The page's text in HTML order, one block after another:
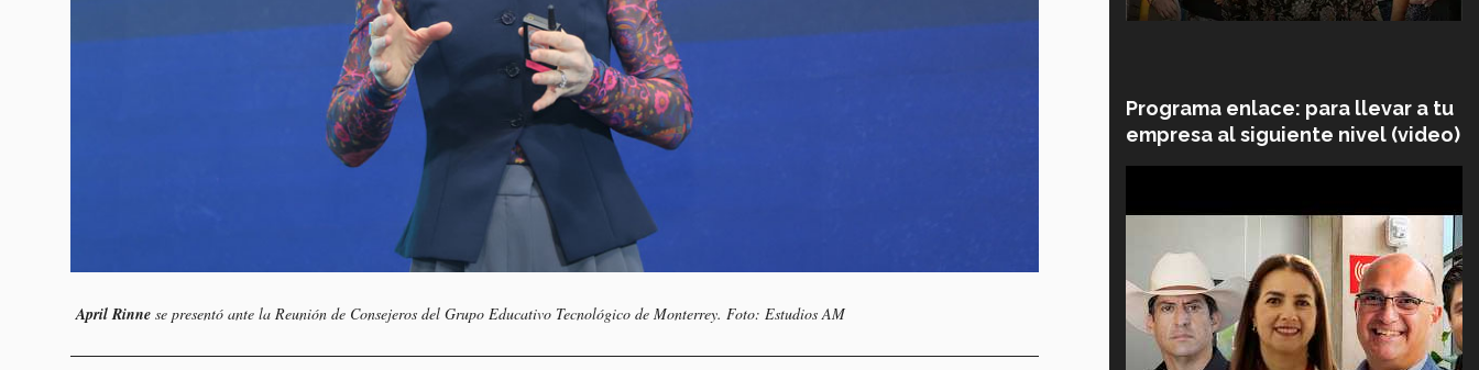
April Rinne se presentó ante la Reunión de Consejeros del Grupo Educativo Tecnológico de Monterrey. Foto: Estudios AM
Programa enlace: para llevar a tu
empresa al siguiente nivel (video)